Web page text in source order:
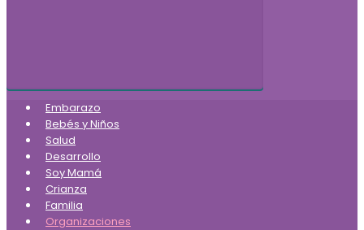
Embarazo
Bebés y Niños
Salud
Desarrollo
Soy Mamá
Crianza
Familia
Organizaciones